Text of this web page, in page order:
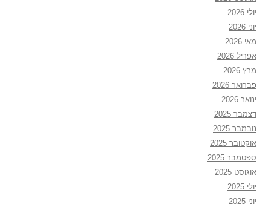
יולי 2026
יוני 2026
מאי 2026
אפריל 2026
מרץ 2026
פברואר 2026
ינואר 2026
דצמבר 2025
נובמבר 2025
אוקטובר 2025
ספטמבר 2025
אוגוסט 2025
יולי 2025
יוני 2025